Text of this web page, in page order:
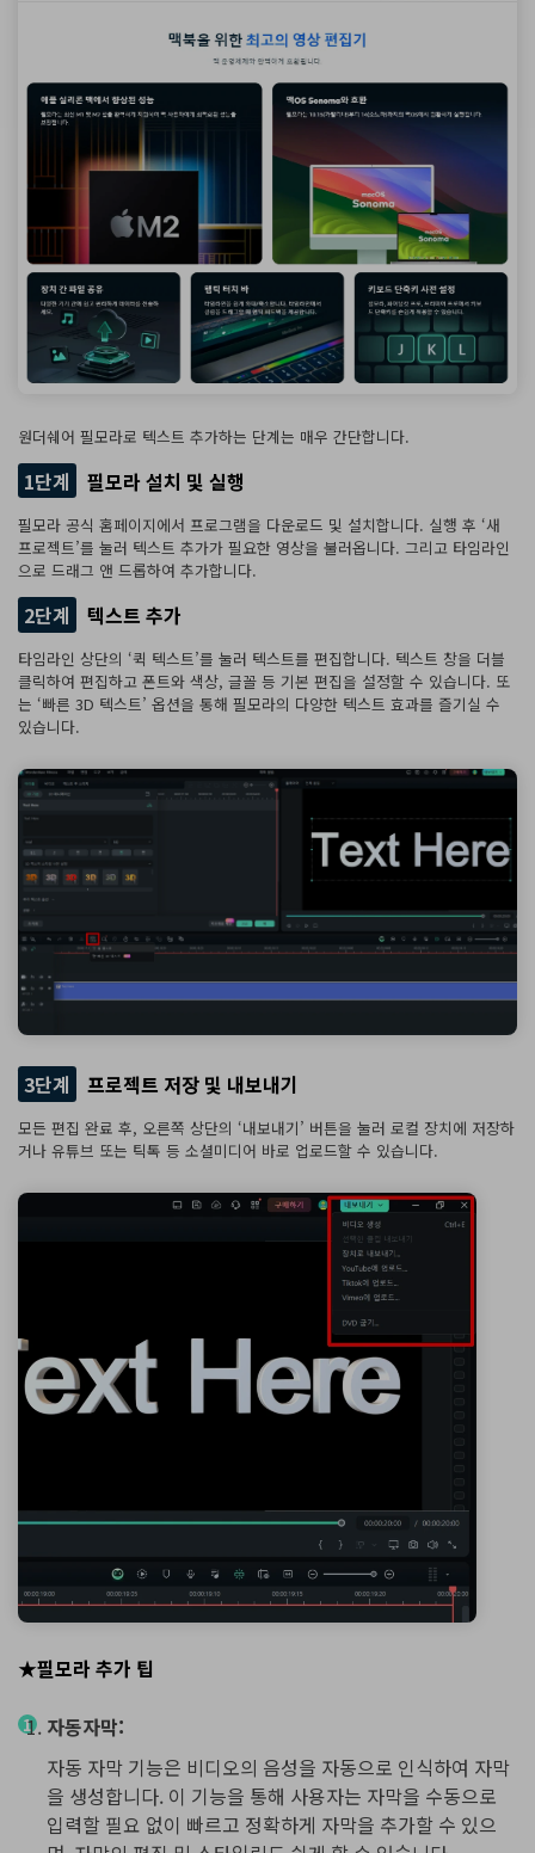
원더쉐어 필모라로 텍스트 추가하는 단계는 매우 간단합니다.
1단계 필모라 설치 및 실행
필모라 공식 홈페이지에서 프로그램을 다운로드 및 설치합니다. 실행 후 ‘새
프로젝트’를 눌러 텍스트 추가가 필요한 영상을 불러옵니다. 그리고 타임라인
으로 드래그 앤 드롭하여 추가합니다.
2단계 텍스트 추가
타임라인 상단의 ‘퀵 텍스트’를 눌러 텍스트를 편집합니다. 텍스트 창을 더블
클릭하여 편집하고 폰트와 색상, 글꼴 등 기본 편집을 설정할 수 있습니다. 또
는 ‘빠른 3D 텍스트’ 옵션을 통해 필모라의 다양한 텍스트 효과를 즐기실 수
있습니다.
3단계 프로젝트 저장 및 내보내기
모든 편집 완료 후, 오른쪽 상단의 ‘내보내기’ 버튼을 눌러 로컬 장치에 저장하
거나 유튜브 또는 틱톡 등 소셜미디어 바로 업로드할 수 있습니다.
★필모라 추가 팁
자동자막:
자동 자막 기능은 비디오의 음성을 자동으로 인식하여 자막
을 생성합니다. 이 기능을 통해 사용자는 자막을 수동으로
입력할 필요 없이 빠르고 정확하게 자막을 추가할 수 있으